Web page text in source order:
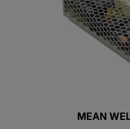
MEAN